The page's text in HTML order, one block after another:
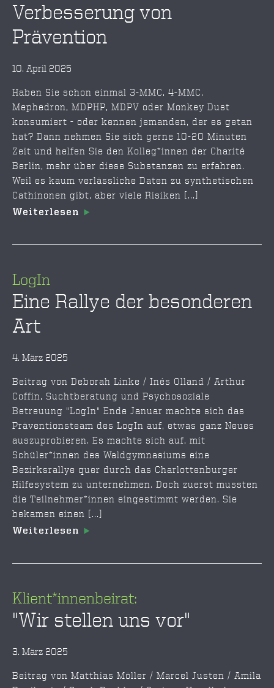
Verbesserung von
Prävention
10. April 2025
Haben Sie schon einmal 3-MMC, 4-MMC,
Mephedron, MDPHP, MDPV oder Monkey Dust
konsumiert - oder kennen jemanden, der es getan
hat? Dann nehmen Sie sich gerne 10-20 Minuten
Zeit und helfen Sie den Kolleg*innen der Charité
Berlin, mehr über diese Substanzen zu erfahren.
Weil es kaum verlässliche Daten zu synthetischen
Cathinonen gibt, aber viele Risiken [...]
Weiterlesen
LogIn
Eine Rallye der besonderen
Art
4. März 2025
Beitrag von Deborah Linke / Inés Olland / Arthur
Coffin, Suchtberatung und Psychosoziale
Betreuung "LogIn" Ende Januar machte sich das
Präventionsteam des LogIn auf, etwas ganz Neues
auszuprobieren. Es machte sich auf, mit
Schüler*innen des Waldgymnasiums eine
Bezirksrallye quer durch das Charlottenburger
Hilfesystem zu unternehmen. Doch zuerst mussten
die Teilnehmer*innen eingestimmt werden. Sie
bekamen einen [...]
Weiterlesen
Klient*innenbeirat:
"Wir stellen uns vor"
3. März 2025
Beitrag von Matthias Möller / Marcel Justen / Amila